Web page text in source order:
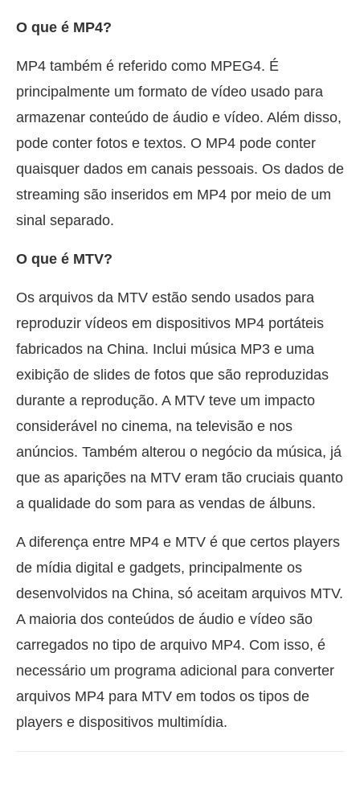
O que é MP4?
MP4 também é referido como MPEG4. É
principalmente um formato de vídeo usado para
armazenar conteúdo de áudio e vídeo. Além disso,
pode conter fotos e textos. O MP4 pode conter
quaisquer dados em canais pessoais. Os dados de
streaming são inseridos em MP4 por meio de um
sinal separado.
O que é MTV?
Os arquivos da MTV estão sendo usados para
reproduzir vídeos em dispositivos MP4 portáteis
fabricados na China. Inclui música MP3 e uma
exibição de slides de fotos que são reproduzidas
durante a reprodução. A MTV teve um impacto
considerável no cinema, na televisão e nos
anúncios. Também alterou o negócio da música, já
que as aparições na MTV eram tão cruciais quanto
a qualidade do som para as vendas de álbuns.
A diferença entre MP4 e MTV é que certos players
de mídia digital e gadgets, principalmente os
desenvolvidos na China, só aceitam arquivos MTV.
A maioria dos conteúdos de áudio e vídeo são
carregados no tipo de arquivo MP4. Com isso, é
necessário um programa adicional para converter
arquivos MP4 para MTV em todos os tipos de
players e dispositivos multimídia.